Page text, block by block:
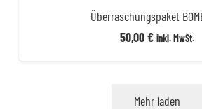
Überraschungspaket
50,00€ inkl. MwSt.
Mehr laden